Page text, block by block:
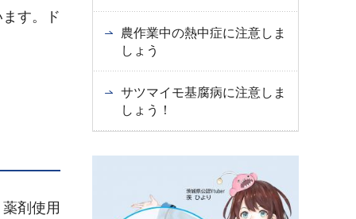
す。ド
剤使用
農作業中の熱中症に注意しま
しょう
サツマイモ基腐病に注意しま
しょう！